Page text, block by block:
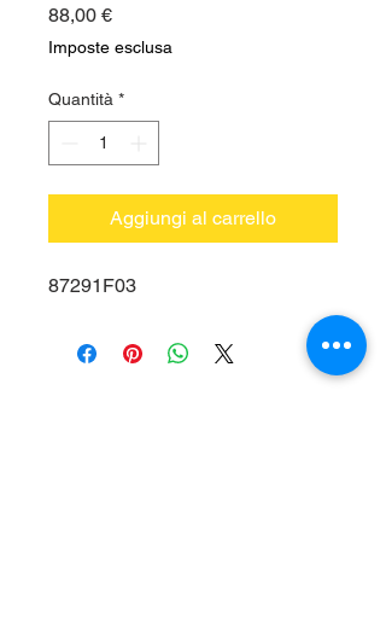
88,00 €Prezzo
Imposte esclusa
Quantità *
Aggiungi al carrello
87291F03